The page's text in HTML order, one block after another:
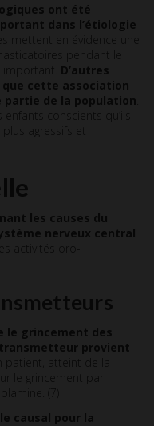
ont été
dans l’étiologie
mettent en évidence une
pendant le
D’autres
cette association
partie de la population
conscients qu’ils
agressifs et
les causes du
nerveux central
activités oro-
le grincement des
provient
patient, atteint de la
le grincement par
(7)
causal pour la